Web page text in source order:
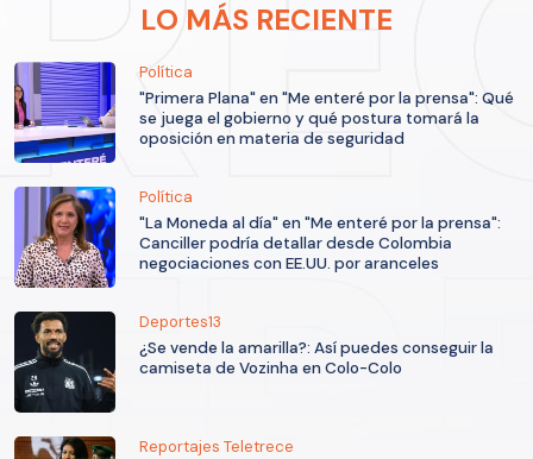
LO MÁS RECIENTE
Política
"Primera Plana" en "Me enteré por la prensa": Qué
se juega el gobierno y qué postura tomará la
oposición en materia de seguridad
Política
"La Moneda al día" en "Me enteré por la prensa":
Canciller podría detallar desde Colombia
negociaciones con EE.UU. por aranceles
Deportes13
¿Se vende la amarilla?: Así puedes conseguir la
camiseta de Vozinha en Colo-Colo
Reportajes Teletrece